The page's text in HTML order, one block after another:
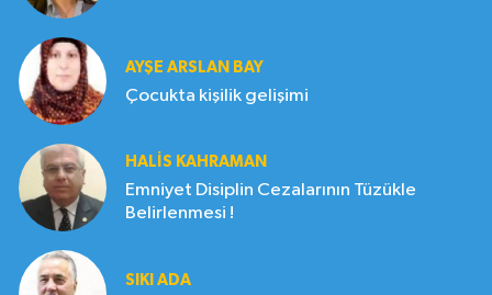
AYŞE ARSLAN BAY
Çocukta kişilik gelişimi
HALIS KAHRAMAN
Emniyet Disiplin Cezalarının Tüzükle
Belirlenmesi !
SIKI ADA